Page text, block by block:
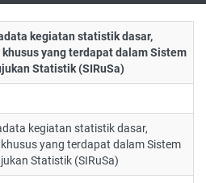
kegiatan statistik dasar,
yang terdapat dalam Sistem
Statistik (SIRuSa)
kegiatan statistik dasar,
yang terdapat dalam Sistem
Statistik (SIRuSa)